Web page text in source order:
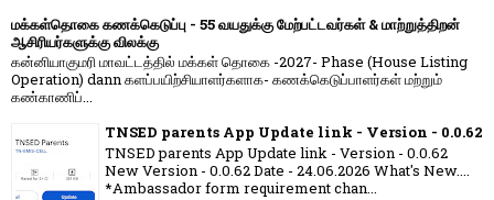
மக்கள்தொகை கணக்கெடுப்பு - 55 வயதுக்கு மேற்பட்டவர்கள் & மாற்றுத்திறன்
ஆசிரியர்களுக்கு விலக்கு
கன்னியாகுமரி மாவட்டத்தில் மக்கள் தொகை -2027- Phase (House Listing
Operation) dann களப்பயிற்சியாளர்களாக- கணக்கெடுப்பாளர்கள் மற்றும்
கண்காணிப்...
TNSED parents App Update link - Version - 0.0.62
TNSED parents App Update link - Version - 0.0.62
New Version - 0.0.62 Date - 24.06.2026 What's New....
*Ambassador form requirement chan...